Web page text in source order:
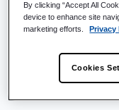
Du point de vue
efforts en matière
numérique, les
économique sont
By clicking “Accept All
device to enhance site
marketing efforts.
Privacy
Cookies